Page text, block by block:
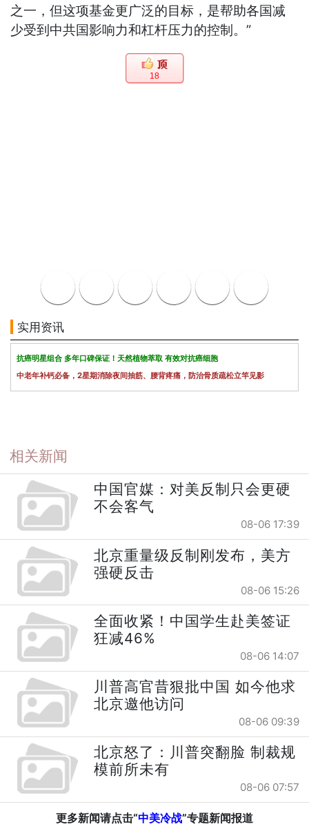
之一，但这项基金更广泛的目标，是帮助各国减
少受到中共国影响力和杠杆压力的控制。”
18
实用资讯
抗癌明星组合 多年口碑保证！天然植物萃取 有效对抗癌细胞
中老年补钙必备，2星期消除夜间抽筋、腰背疼痛，防治骨质疏松立竿见影
相关新闻
中国官媒：对美反制只会更硬
不会客气
08-06 17:39
北京重量级反制刚发布，美方
强硬反击
08-06 15:26
全面收紧！中国学生赴美签证
狂减46%
08-06 14:07
川普高官昔狠批中国 如今他求
北京邀他访问
08-06 09:39
北京怒了：川普突翻脸 制裁规
模前所未有
08-06 07:57
更多新闻请点击“中美冷战”专题新闻报道